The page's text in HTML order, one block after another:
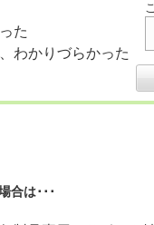
た
わかりづらかった
合は･･･